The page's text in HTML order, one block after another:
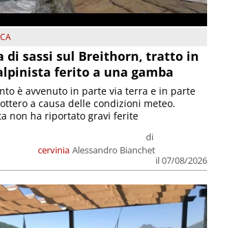
di sassi sul Breithorn, tratto in
ferito a una gamba
cervinia
di
Alessandro Bianchet
il 07/08/2026
è avvenuto in parte via terra e in parte
a causa delle condizioni meteo.
non ha riportato gravi ferite